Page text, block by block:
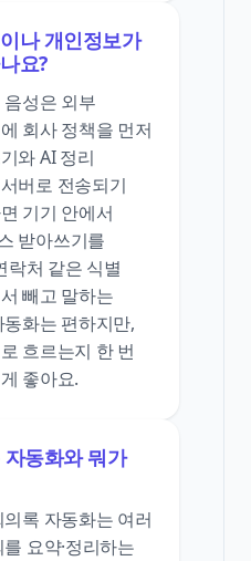
나 개인정보가
요?
성은 외부
회사 정책을 먼저
와 AI 정리
버로 전송되기
기기 안에서
받아쓰기를
락처 같은 식별
빼고 말하는
화는 편하지만,
흐르는지 한 번
좋아요.
동화와 뭐가
록 자동화는 여러
요약·정리하는